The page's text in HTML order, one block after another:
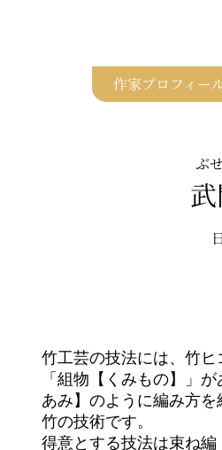
作家プロフィー
ぶ
竹工芸の技法には、竹
「組物【くみもの】」
あみ】のように編み方
竹の技術です。
得意とする技法は束ね編